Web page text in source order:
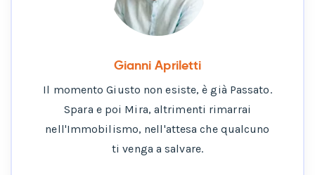
Gianni Apriletti
Il momento Giusto non esiste, è già Passato.
Spara e poi Mira, altrimenti rimarrai
nell'Immobilismo, nell'attesa che qualcuno
ti venga a salvare.